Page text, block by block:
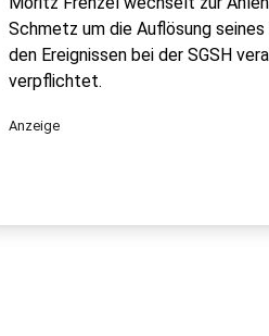
Schmetz um die Auflösung
den Ereignissen bei der SGSH
verpflichtet.
Anzeige